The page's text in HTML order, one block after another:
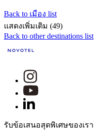
Back to เมือง list
แสดงเพิ่มเติม (49)
Back to other destinations list
รับข้อเสนอสุดพิเศษของเรา